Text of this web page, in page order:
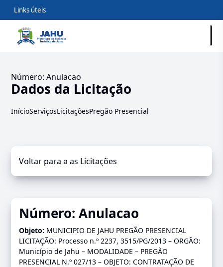
Links úteis
Número: Anulacao
Dados da Licitação
InícioServiçosLicitaçõesPregão Presencial
Voltar para a as Licitações
Número: Anulacao
Objeto: MUNICIPIO DE JAHU PREGÃO PRESENCIAL
LICITAÇÃO: Processo n.º 2237, 3515/PG/2013 – ORGÃO:
Município de Jahu – MODALIDADE – PREGÃO
PRESENCIAL N.º 027/13 – OBJETO: CONTRATAÇÃO DE